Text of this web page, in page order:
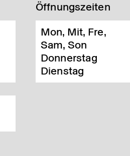
Öffnungszeiten
Mon, Mit, Fre,
Sam, Son
Donnerstag
Dienstag